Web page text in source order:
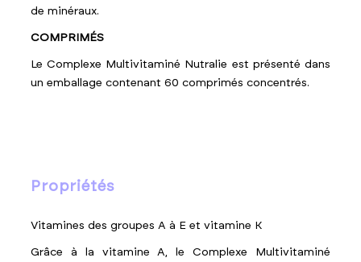
de minéraux.
COMPRIMÉS
Le Complexe Multivitaminé Nutralie est présenté dans
un emballage contenant 60 comprimés concentrés.
propriétés
Vitamines des groupes A à E et vitamine K
Grâce à la vitamine A, le Complexe Multivitaminé